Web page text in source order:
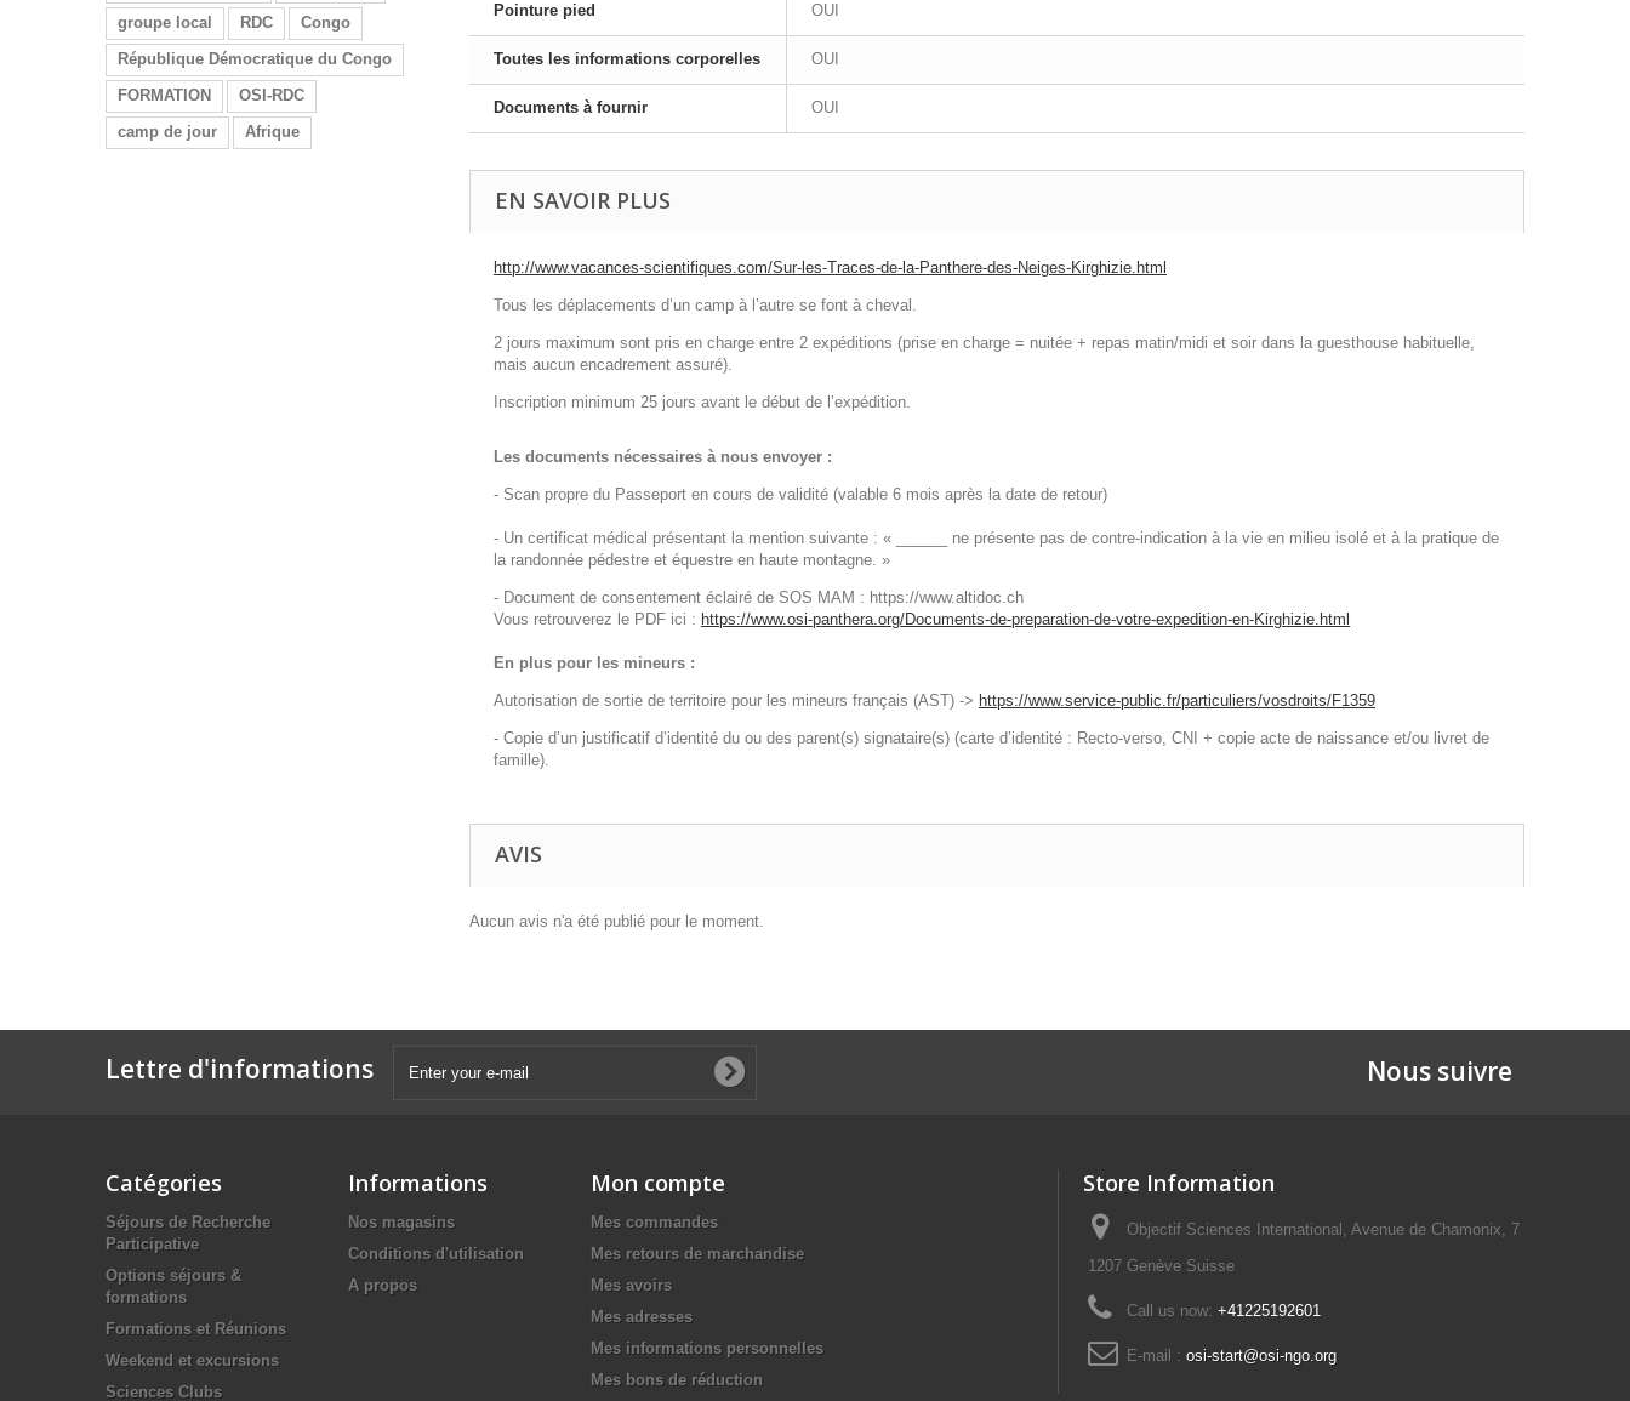
groupe local
RDC
Congo
République Démocratique du Congo
FORMATION
OSI-RDC
camp de jour
Afrique
Pointure pied OUI
Toutes les informations corporelles OUI
Documents à fournir OUI
EN SAVOIR PLUS
http://www.vacances-scientifiques.com/Sur-les-Traces-de-la-Panthere-des-Neiges-Kirghizie.html
Tous les déplacements d’un camp à l’autre se font à cheval.
2 jours maximum sont pris en charge entre 2 expéditions (prise en charge = nuitée + repas matin/midi et soir dans la guesthouse habituelle,
mais aucun encadrement assuré).
Inscription minimum 25 jours avant le début de l’expédition.
Les documents nécessaires à nous envoyer :
- Scan propre du Passeport en cours de validité (valable 6 mois après la date de retour)
- Un certificat médical présentant la mention suivante : « ______ ne présente pas de contre-indication à la vie en milieu isolé et à la pratique de
la randonnée pédestre et équestre en haute montagne. »
- Document de consentement éclairé de SOS MAM : https://www.altidoc.ch
Vous retrouverez le PDF ici : https://www.osi-panthera.org/Documents-de-preparation-de-votre-expedition-en-Kirghizie.html
En plus pour les mineurs :
Autorisation de sortie de territoire pour les mineurs français (AST) -> https://www.service-public.fr/particuliers/vosdroits/F1359
- Copie d’un justificatif d’identité du ou des parent(s) signataire(s) (carte d’identité : Recto-verso, CNI + copie acte de naissance et/ou livret de
famille).
AVIS
Aucun avis n'a été publié pour le moment.
Lettre d'informations Nous suivre
Catégories
Séjours de Recherche
Participative
Options séjours &
formations
Formations et Réunions
Weekend et excursions
Sciences Clubs
Informations
Nos magasins
Conditions d'utilisation
A propos
Mon compte
Mes commandes
Mes retours de marchandise
Mes avoirs
Mes adresses
Mes informations personnelles
Mes bons de réduction
Store Information
Objectif Sciences International, Avenue de Chamonix, 7
1207 Genève Suisse
Call us now: +41225192601
E-mail : osi-start@osi-ngo.org